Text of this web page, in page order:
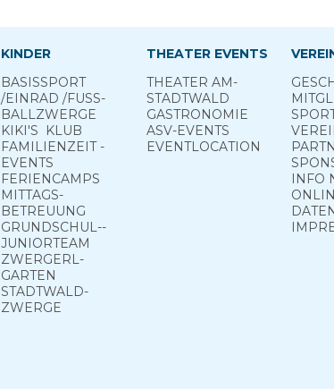
KINDER
BASIS­SPORT
­/EINRAD /­FUSS­
BALL­ZWERGE
KIKI'S ­ KLUB
FAMILIENZEIT -
EVENTS
FERIEN­CAMPS
MITTAGS­
BETREUUNG
GRUND­SCHUL-­
JUNIOR­TEAM
ZWERGERL­
GARTEN
STADT­WALD­
ZWERGE
THEATER EVENTS
THEATER AM­
STADTWALD
GASTRONOMIE
ASV-­EVENTS
EVENTLOCATION
INFO